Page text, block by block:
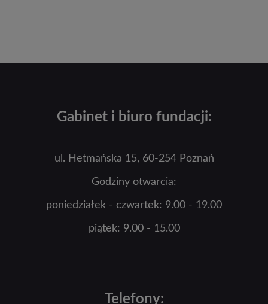
Gabinet i biuro fundacji:
ul. Hetmańska 15, 60-254 Poznań
Godziny otwarcia:
poniedziałek - czwartek: 9.00 - 19.00
piątek: 9.00 - 15.00
Telefony: